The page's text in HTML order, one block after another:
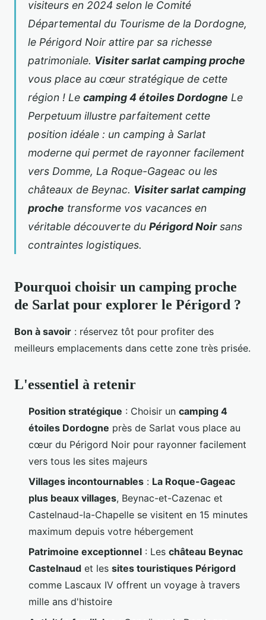
visiteurs en 2024 selon le Comité
Départemental du Tourisme de la Dordogne,
le Périgord Noir attire par sa richesse
patrimoniale. Visiter sarlat camping proche
vous place au cœur stratégique de cette
région ! Le camping 4 étoiles Dordogne Le
Perpetuum illustre parfaitement cette
position idéale : un camping à Sarlat
moderne qui permet de rayonner facilement
vers Domme, La Roque-Gageac ou les
châteaux de Beynac. Visiter sarlat camping
proche transforme vos vacances en
véritable découverte du Périgord Noirsans
contraintes logistiques.
Pourquoi choisir un camping proche
de Sarlat pour explorer le Périgord ?
Bon à savoir : réservez tôt pour profiter des
meilleurs emplacements dans cette zone très prisée.
L'essentiel à retenir
Position stratégique : Choisir un camping 4
étoiles Dordogne près de Sarlat vous place au
cœur du Périgord Noir pour rayonner facilement
vers tous les sites majeurs
Villages incontournables : La Roque-Gageac
plus beaux villages, Beynac-et-Cazenac et
Castelnaud-la-Chapelle se visitent en 15 minutes
maximum depuis votre hébergement
Patrimoine exceptionnel : Les château Beynac
Castelnaud et les sites touristiques Périgord
comme Lascaux IV offrent un voyage à travers
mille ans d'histoire